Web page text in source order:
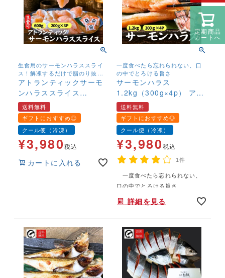
生食用のサーモンハラススライ
ス！解凍するだけで脂のり抜群
のハラス！そのままでも、炙っ
ても美味！
アトランティックサーモ
ンハラススライス
600g（200g×3p） アト
ランティックサーモン お
刺身 生食可 鮭 さけ 大ト
ロ 腹身 ギフト 送料無料
送料無料
ギフトにおすすめ◎
クール便（冷凍）
¥3,980税込
カートに入れる
一度食べたら忘れられない、口
の中でとろける旨さ
サーモンハラス
1.2kg（300g×4p） アト
ランティックサーモン 鮭
さけ 訳あり 腹身 ギフト
加熱用 送料無料
送料無料
ギフトにおすすめ◎
クール便（冷凍）
¥3,980税込
1件
一度食べたら忘れられない、
口の中でとろける旨さ
詳細を見る
定期商品
カートへ